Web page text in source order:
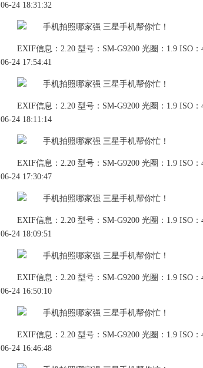
06-24 18:31:32
EXIF信息：2.20 型号：SM-G9200 光圈：1.9 ISO
06-24 17:54:41
EXIF信息：2.20 型号：SM-G9200 光圈：1.9 ISO
06-24 18:11:14
EXIF信息：2.20 型号：SM-G9200 光圈：1.9 ISO
06-24 17:30:47
EXIF信息：2.20 型号：SM-G9200 光圈：1.9 ISO
06-24 18:09:51
EXIF信息：2.20 型号：SM-G9200 光圈：1.9 ISO
06-24 16:50:10
EXIF信息：2.20 型号：SM-G9200 光圈：1.9 ISO
06-24 16:46:48